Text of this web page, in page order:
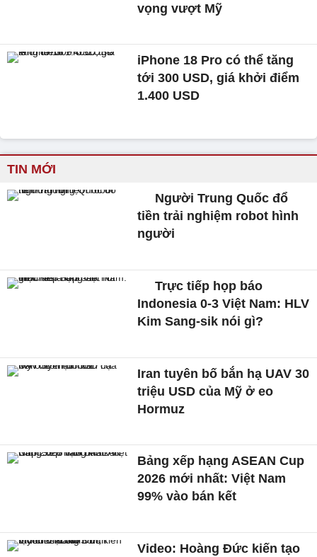
vọng vượt Mỹ
iPhone 18 Pro có thể tăng
tới 300 USD, giá khởi điểm
1.400 USD
TIN MỚI
Người Trung Quốc đổ
tiền trải nghiệm robot hình
người
Trực tiếp họp báo
Indonesia 0-3 Việt Nam: HLV
Kim Sang-sik nói gì?
Iran tuyên bố bắn hạ UAV 30
triệu USD của Mỹ ở eo
Hormuz
Bảng xếp hạng ASEAN Cup
2026 mới nhất: Việt Nam
99% vào bán kết
Video: Hoàng Đức kiến tạo